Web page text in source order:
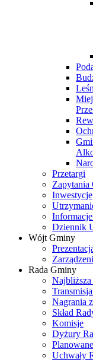
Przetargi
Zapytania
Inwestycje
Dziennik
Wójt Gminy
Rada Gminy
Najbliższa
Nagrania
Skład
Komisje
Dyżury
Uchwały